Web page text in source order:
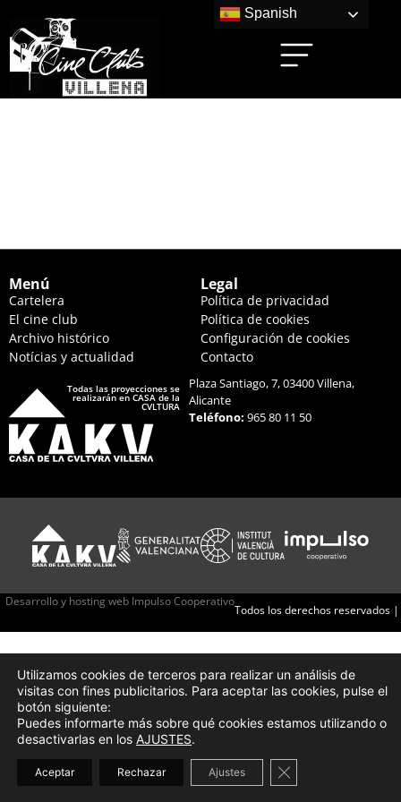
Menú
Cartelera
El cine club
Archivo histórico
Notícias y actualidad
Legal
Política de privacidad
Política de cookies
Configuración de cookies
Contacto
Todas las proyecciones se
realizarán en CASA de la
CVLTURA
Plaza Santiago, 7, 03400 Villena,
Alicante
Teléfono:965 80 11 50
Todos los derechos reservados |
Desarrollo y hosting web Impulso Cooperativo
Spanish
Utilizamos cookies de terceros para realizar un análisis de
visitas con fines publicitarios. Para aceptar las cookies, pulse el
botón siguiente:
Puedes informarte más sobre qué cookies estamos utilizando o
desactivarlas en los AJUSTES.
Aceptar Rechazar Ajustes Cerrar el banner de